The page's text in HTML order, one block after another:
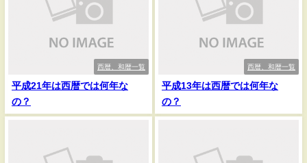
西暦、和暦一覧
平成21年は西暦では何年な
の？
西暦、和暦一覧
平成13年は西暦では何年な
の？